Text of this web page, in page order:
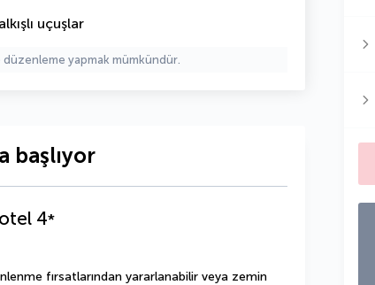
uçuşlar
düzenleme yapmak mümkündür.
başlıyor
4*
fırsatlarından yararlanabilir veya zemin